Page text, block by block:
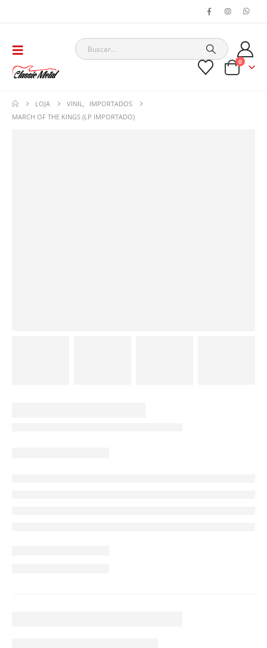
0
LOJA VINIL
IMPORTADOS
MARCH OF THE KINGS (LP IMPORTADO)